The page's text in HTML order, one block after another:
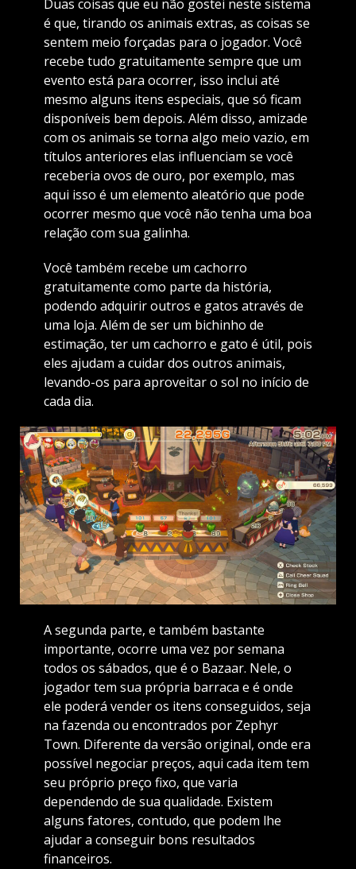
Duas coisas que eu não gostei neste sistema
é que, tirando os animais extras, as coisas se
sentem meio forçadas para o jogador. Você
recebe tudo gratuitamente sempre que um
evento está para ocorrer, isso inclui até
mesmo alguns itens especiais, que só ficam
disponíveis bem depois. Além disso, amizade
com os animais se torna algo meio vazio, em
títulos anteriores elas influenciam se você
receberia ovos de ouro, por exemplo, mas
aqui isso é um elemento aleatório que pode
ocorrer mesmo que você não tenha uma boa
relação com sua galinha.
Você também recebe um cachorro
gratuitamente como parte da história,
podendo adquirir outros e gatos através de
uma loja. Além de ser um bichinho de
estimação, ter um cachorro e gato é útil, pois
eles ajudam a cuidar dos outros animais,
levando-os para aproveitar o sol no início de
cada dia.
A segunda parte, e também bastante
importante, ocorre uma vez por semana
todos os sábados, que é o Bazaar. Nele, o
jogador tem sua própria barraca e é onde
ele poderá vender os itens conseguidos, seja
na fazenda ou encontrados por Zephyr
Town. Diferente da versão original, onde era
possível negociar preços, aqui cada item tem
seu próprio preço fixo, que varia
dependendo de sua qualidade. Existem
alguns fatores, contudo, que podem lhe
ajudar a conseguir bons resultados
financeiros.